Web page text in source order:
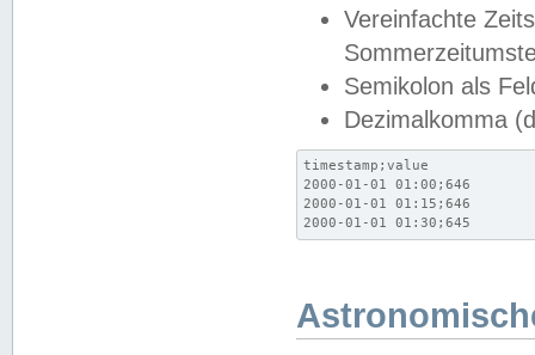
Vereinfachte
Semikolon als
Dezimalkomma
timestamp;value
2000-01-01 01:00;646
2000-01-01 01:15;646
2000-01-01 01:30;645